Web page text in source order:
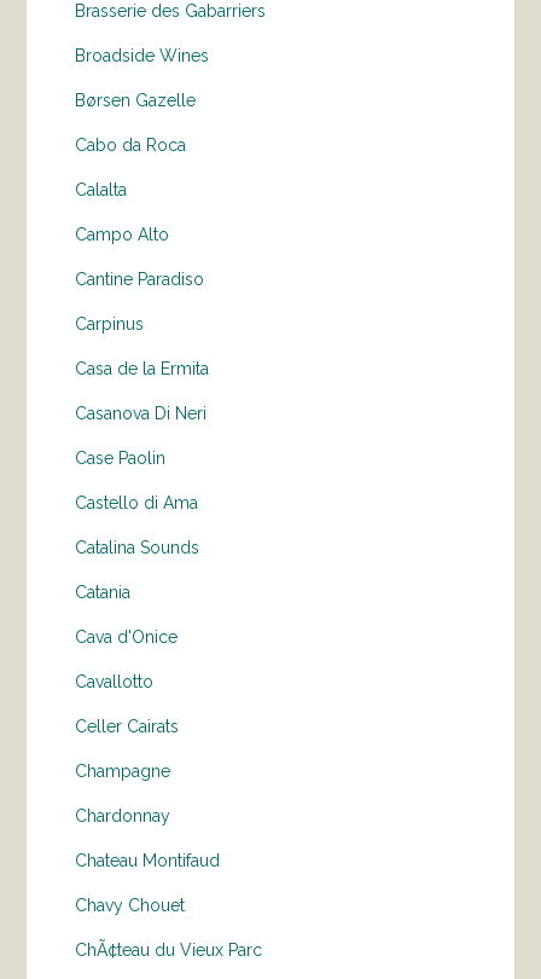
Brasserie des Gabarriers
Broadside Wines
Børsen Gazelle
Cabo da Roca
Calalta
Campo Alto
Cantine Paradiso
Carpinus
Casa de la Ermita
Casanova Di Neri
Case Paolin
Castello di Ama
Catalina Sounds
Catania
Cava d'Onice
Cavallotto
Celler Cairats
Champagne
Chardonnay
Chateau Montifaud
Chavy Chouet
ChÃ¢teau du Vieux Parc